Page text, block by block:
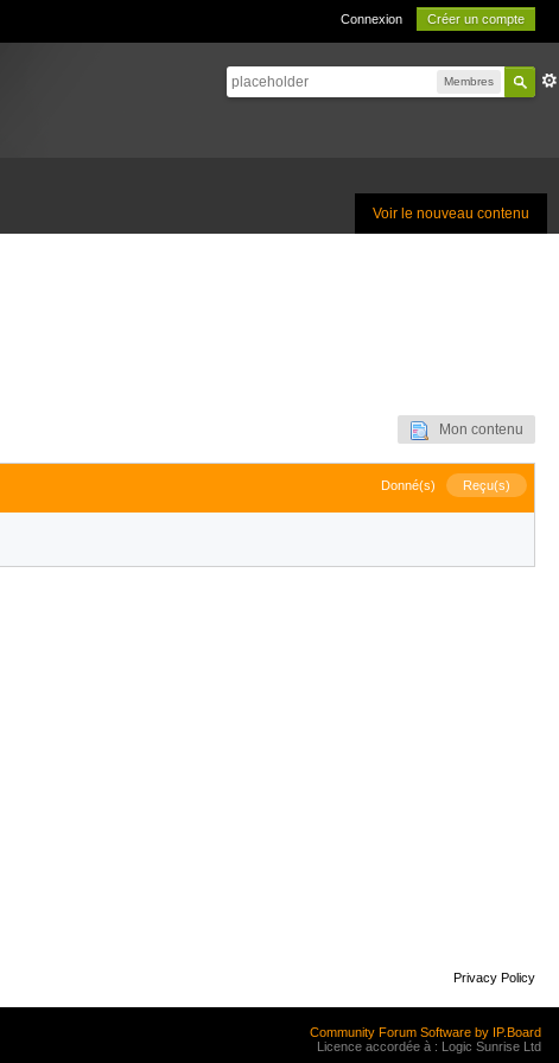
Connexion Créer un compte
Membres
Voir le nouveau contenu
Mon contenu
Donné(s) Reçu(s)
Privacy Policy
Community Forum Software by IP.Board
Licence accordée à : Logic Sunrise Ltd